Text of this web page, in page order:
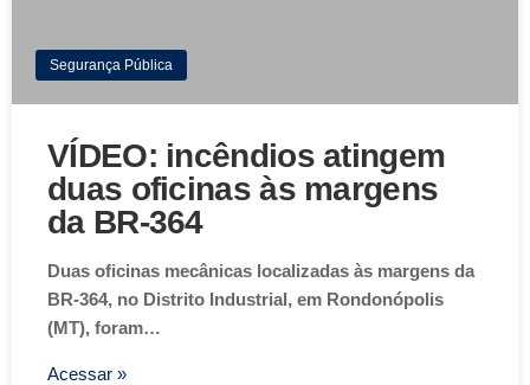
Segurança Pública
VÍDEO: incêndios atingem
duas oficinas às margens
da BR-364
Duas oficinas mecânicas localizadas às margens da
BR-364, no Distrito Industrial, em Rondonópolis
(MT), foram…
Acessar »